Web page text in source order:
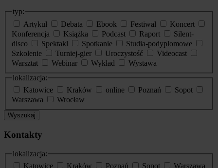
typ:
Artykuł
Debata Ebook Festiwal
Koncert
Konferencja
Książka Podcast Raport
Silent-
disco
Spektakl Spotkanie
Studia-podyplomowe
Szkolenie
Turniej-gier Uroczystość
Videocast
Warsztat
Webinar Wykład
Wystawa
lokalizacja:
Katowice
Kraków online Poznań
Sopot
Warszawa
Wrocław
Wyszukaj
Kontakty
lokalizacja:
Katowice
Kraków Poznań Sopot
Warszawa